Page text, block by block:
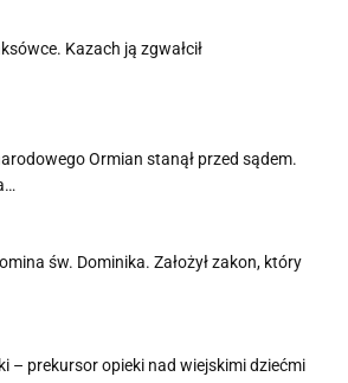
Kazach ją zgwałcił
Ormian stanął przed sądem.
św. Dominika. Założył zakon, który
– prekursor opieki nad wiejskimi dziećmi